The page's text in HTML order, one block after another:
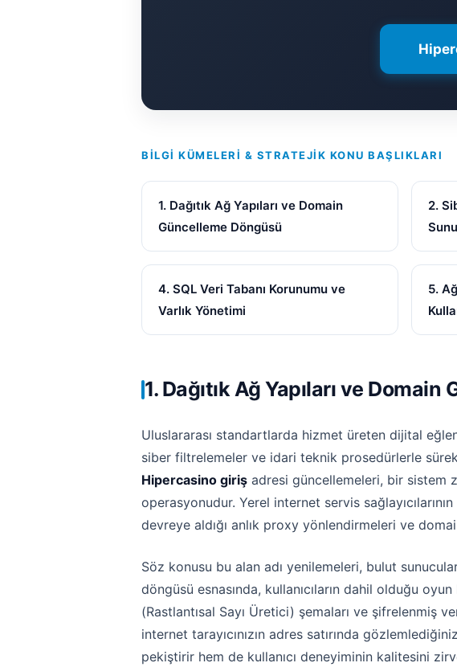
BILGI KÜMELERI & STRATEJIK KONU BAŞLIKLARI
1. Dağıtık Ağ Yapıları ve Domain
Güncelleme Döngüsü
2.
4. SQL Veri Tabanı Korunumu ve
Varlık Yönetimi
5.
1. Dağıtık Ağ Yapıları ve
Uluslararası standartlarda hizmet üreten dijital
siber filtrelemeler ve idari teknik prosedürlerle
Hipercasino giriş adresi güncellemeleri, bir sistem
operasyonudur. Yerel internet servis
devreye aldığı anlık proxy yönlendirmeleri ve
Söz konusu bu alan adı yenilemeleri, bulut
döngüsü esnasında, kullanıcıların dahil olduğu
(Rastlantısal Sayı Üretici) şemaları ve şifrelenmiş
internet tarayıcınızın adres satırında
pekiştirir hem de kullanıcı deneyiminin kalitesini